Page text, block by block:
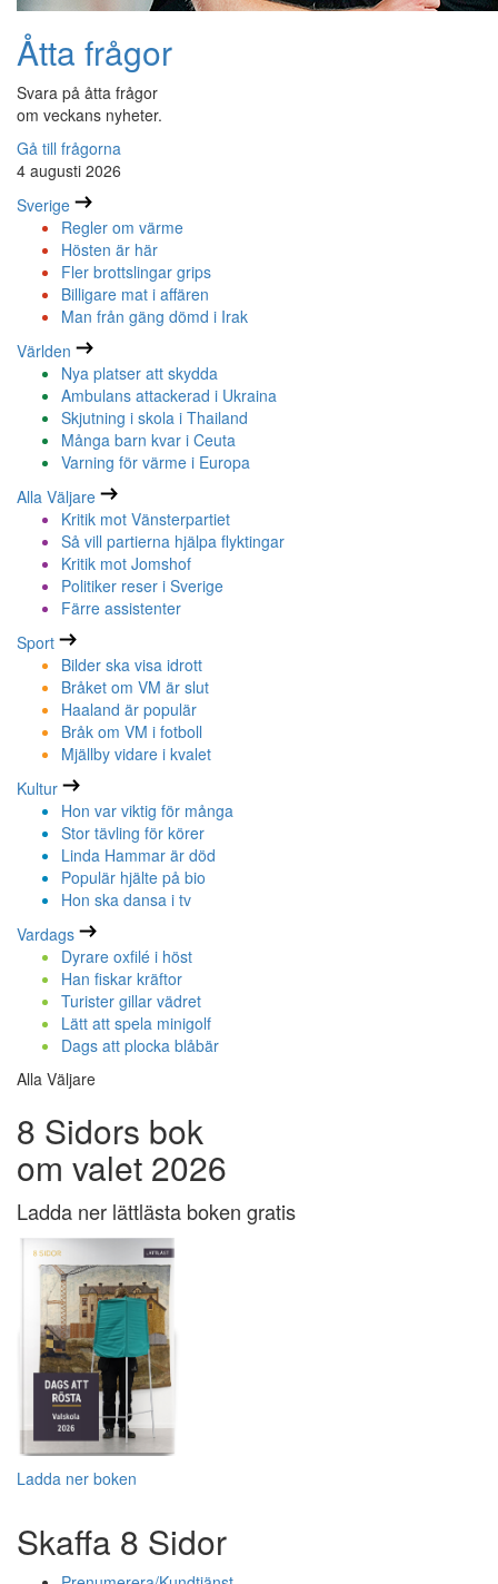
Åtta frågor
Svara på åtta frågor
om veckans nyheter.
Gå till frågorna
4 augusti 2026
Sverige
Regler om värme
Hösten är här
Fler brottslingar grips
Billigare mat i affären
Man från gäng dömd i Irak
Världen
Nya platser att skydda
Ambulans attackerad i Ukraina
Skjutning i skola i Thailand
Många barn kvar i Ceuta
Varning för värme i Europa
Alla Väljare
Kritik mot Vänsterpartiet
Så vill partierna hjälpa flyktingar
Kritik mot Jomshof
Politiker reser i Sverige
Färre assistenter
Sport
Bilder ska visa idrott
Bråket om VM är slut
Haaland är populär
Bråk om VM i fotboll
Mjällby vidare i kvalet
Kultur
Hon var viktig för många
Stor tävling för körer
Linda Hammar är död
Populär hjälte på bio
Hon ska dansa i tv
Vardags
Dyrare oxfilé i höst
Han fiskar kräftor
Turister gillar vädret
Lätt att spela minigolf
Dags att plocka blåbär
Alla Väljare
8 Sidors bok
om valet 2026
Ladda ner lättlästa boken gratis
Ladda ner boken
Skaffa 8 Sidor